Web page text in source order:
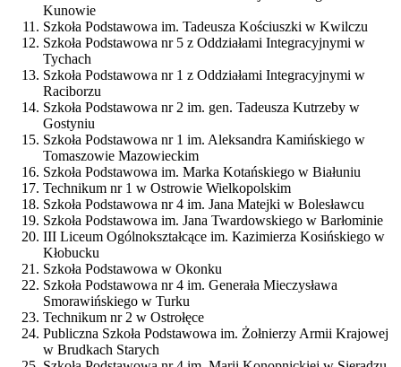
Kunowie
Szkoła Podstawowa im. Tadeusza Kościuszki w Kwilczu
Szkoła Podstawowa nr 5 z Oddziałami Integracyjnymi w
Tychach
Szkoła Podstawowa nr 1 z Oddziałami Integracyjnymi w
Raciborzu
Szkoła Podstawowa nr 2 im. gen. Tadeusza Kutrzeby w
Gostyniu
Szkoła Podstawowa nr 1 im. Aleksandra Kamińskiego w
Tomaszowie Mazowieckim
Szkoła Podstawowa im. Marka Kotańskiego w Białuniu
Technikum nr 1 w Ostrowie Wielkopolskim
Szkoła Podstawowa nr 4 im. Jana Matejki w Bolesławcu
Szkoła Podstawowa im. Jana Twardowskiego w Barłominie
III Liceum Ogólnokształcące im. Kazimierza Kosińskiego w
Kłobucku
Szkoła Podstawowa w Okonku
Szkoła Podstawowa nr 4 im. Generała Mieczysława
Smorawińskiego w Turku
Technikum nr 2 w Ostrołęce
Publiczna Szkoła Podstawowa im. Żołnierzy Armii Krajowej
w Brudkach Starych